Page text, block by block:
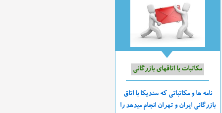
مکاتبات با اتاقهای بازرگانی
نامه ها و مکاتباتی که سندیکا با اتاق
بازرگانی ایران و تهران انجام میدهد را